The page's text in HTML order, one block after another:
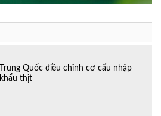
Trung Quốc điều chỉnh cơ cấu nhập
khẩu thịt